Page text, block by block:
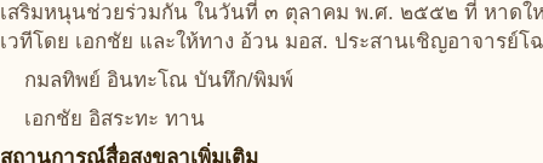
เสริมหนุนช่วยร่วมกัน ในวันที่ ๓ ตุลาคม พ.ศ. ๒๕๕๒ ที่ หาดใ
เวทีโดย เอกชัย และให้ทาง อ้วน มอส. ประสานเชิญอาจารย์
กมลทิพย์ อินทะโณ บันทึก/พิมพ์
เอกชัย อิสระทะ ทาน
สถานการณ์สื่อสงขลาเพิ่มเติม